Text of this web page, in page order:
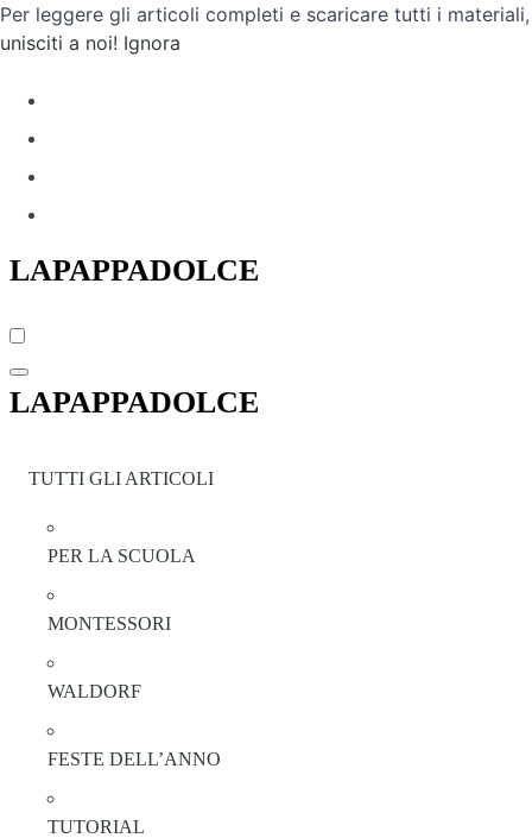
Per leggere gli articoli completi e scaricare tutti i materiali,
unisciti a noi! Ignora
Skip
LAPAPPADOLCE
LAPAPPADOLCE
TUTTI GLI ARTICOLI
PER LA SCUOLA
MONTESSORI
WALDORF
FESTE DELL’ANNO
TUTORIAL